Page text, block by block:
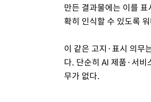
만든 결과물에는 이를
확히 인식할 수 있도록
이 같은 고지·표시 의무
다. 단순히 AI 제품·서
무가 없다.